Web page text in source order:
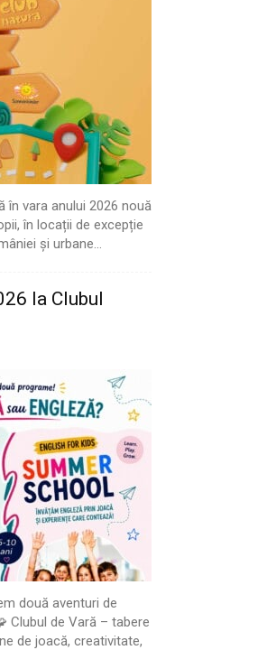
în vara anului 2026 nouă
în locații de excepție
și urbane...
la Clubul
două aventuri de
Clubul de Vară – tabere
de joacă, creativitate,